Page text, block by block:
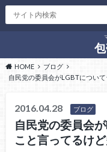
HOME
ブログ
自民党の委員会がLGBTについ
2016.04.28 ブログ
自民党の委員会
こと言ってるけ